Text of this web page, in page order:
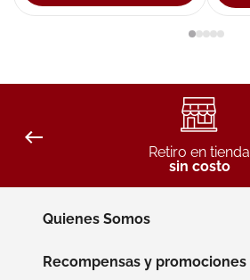
Retiro en tienda
sin costo
Quienes Somos
Recompensas y promociones